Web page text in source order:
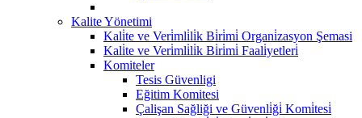
Kalite Yönetimi
Kali̇te ve Veri̇mli̇li̇k Bi̇ri̇mi̇ Organi̇zasyon Şemasi
Kali̇te ve Veri̇mli̇li̇k Bi̇ri̇mi̇ Faali̇yetleri̇
Komiteler
Tesis Güvenligi
Eğitim Komitesi
Çalişan Sağliği ve Güvenli̇ği̇ Komi̇tesi̇